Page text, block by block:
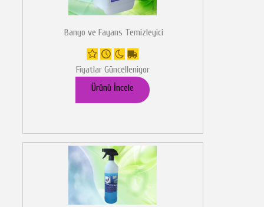
Banyo ve Fayans Temizleyici
Fiyatlar Güncelleniyor
Ürünü İncele